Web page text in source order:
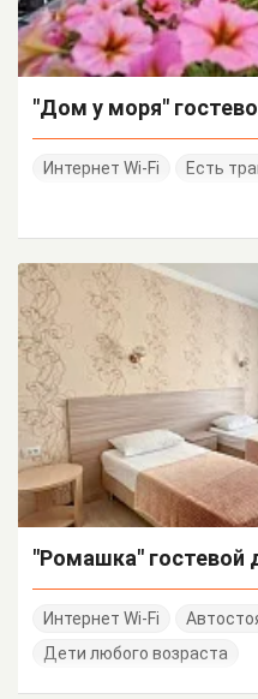
"Дом у моря"
Интернет Wi-Fi Есть
"Ромашка" гостевой
Интернет Wi-Fi
Дети любого возраста